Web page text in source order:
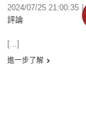
2024/07/25 21:00:35 |
評論
[...]
進一步了解